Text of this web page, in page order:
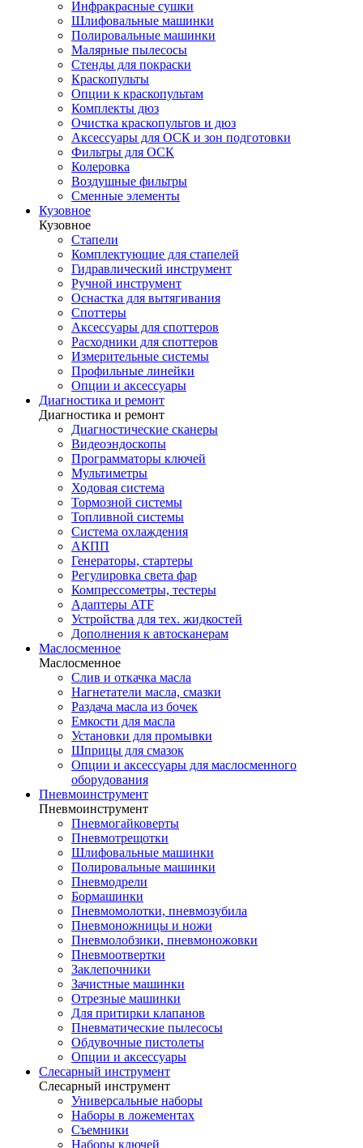
Инфракрасные сушки
Шлифовальные машинки
Полировальные машинки
Малярные пылесосы
Стенды для покраски
Краскопульты
Опции к краскопультам
Комплекты дюз
Очистка краскопультов и дюз
Аксессуары для ОСК и зон подготовки
Фильтры для ОСК
Колеровка
Воздушные фильтры
Сменные элементы
Кузовное
Кузовное
Стапели
Комплектующие для стапелей
Гидравлический инструмент
Ручной инструмент
Оснастка для вытягивания
Споттеры
Аксессуары для споттеров
Расходники для споттеров
Измерительные системы
Профильные линейки
Опции и аксессуары
Диагностика и ремонт
Диагностика и ремонт
Диагностические сканеры
Видеоэндоскопы
Программаторы ключей
Мультиметры
Ходовая система
Тормозной системы
Топливной системы
Система охлаждения
АКПП
Генераторы, стартеры
Регулировка света фар
Компрессометры, тестеры
Адаптеры ATF
Устройства для тех. жидкостей
Дополнения к автосканерам
Маслосменное
Маслосменное
Слив и откачка масла
Нагнетатели масла, смазки
Раздача масла из бочек
Емкости для масла
Установки для промывки
Шприцы для смазок
Опции и аксессуары для маслосменного
оборудования
Пневмоинструмент
Пневмоинструмент
Пневмогайковерты
Пневмотрещотки
Шлифовальные машинки
Полировальные машинки
Пневмодрели
Бормашинки
Пневмомолотки, пневмозубила
Пневмоножницы и ножи
Пневмолобзики, пневмоножовки
Пневмоотвертки
Заклепочники
Зачистные машинки
Отрезные машинки
Для притирки клапанов
Пневматические пылесосы
Обдувочные пистолеты
Опции и аксессуары
Слесарный инструмент
Слесарный инструмент
Универсальные наборы
Наборы в ложементах
Съемники
Наборы ключей